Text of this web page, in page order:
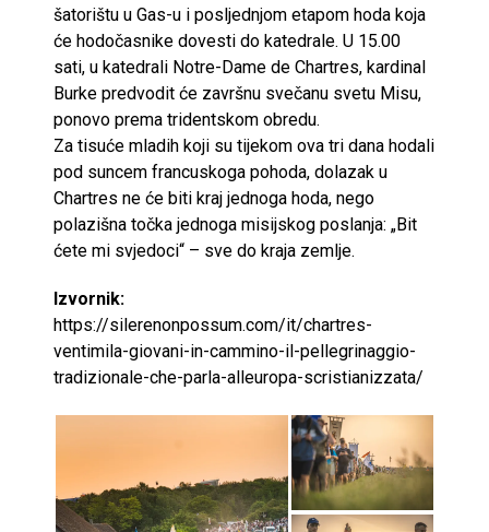
šatorištu u Gas-u i posljednjom etapom hoda koja
će hodočasnike dovesti do katedrale. U 15.00
sati, u katedrali Notre-Dame de Chartres, kardinal
Burke predvodit će završnu svečanu svetu Misu,
ponovo prema tridentskom obredu.
Za tisuće mladih koji su tijekom ova tri dana hodali
pod suncem francuskoga pohoda, dolazak u
Chartres ne će biti kraj jednoga hoda, nego
polazišna točka jednoga misijskog poslanja: „Bit
ćete mi svjedoci“ – sve do kraja zemlje.
Izvornik:
https://silerenonpossum.com/it/chartres-
ventimila-giovani-in-cammino-il-pellegrinaggio-
tradizionale-che-parla-alleuropa-scristianizzata/